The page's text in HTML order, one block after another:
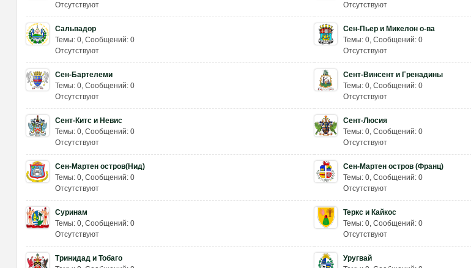
Отсутствуют
Отсутствуют
Сальвадор
Темы: 0, Сообщений: 0
Отсутствуют
Сен-Пьер и Микелон о-ва
Темы: 0, Сообщений: 0
Отсутствуют
Сен-Бартелеми
Темы: 0, Сообщений: 0
Отсутствуют
Сент-Винсент и Гренадины
Темы: 0, Сообщений: 0
Отсутствуют
Сент-Китс и Невис
Темы: 0, Сообщений: 0
Отсутствуют
Сент-Люсия
Темы: 0, Сообщений: 0
Отсутствуют
Сен-Мартен остров(Нид)
Темы: 0, Сообщений: 0
Отсутствуют
Сен-Мартен остров (Франц)
Темы: 0, Сообщений: 0
Отсутствуют
Суринам
Темы: 0, Сообщений: 0
Отсутствуют
Теркс и Кайкос
Темы: 0, Сообщений: 0
Отсутствуют
Тринидад и Тобаго
Уругвай